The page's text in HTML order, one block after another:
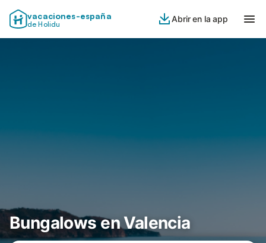
vacaciones-españa
de Holidu
Abrir en la app
Bungalows en Valencia